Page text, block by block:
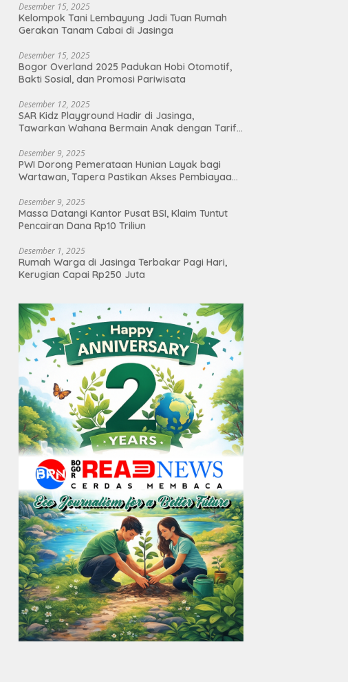
Desember 15, 2025
Kelompok Tani Lembayung Jadi Tuan Rumah
Gerakan Tanam Cabai di Jasinga
Desember 15, 2025
Bogor Overland 2025 Padukan Hobi Otomotif,
Bakti Sosial, dan Promosi Pariwisata
Desember 12, 2025
SAR Kidz Playground Hadir di Jasinga,
Tawarkan Wahana Bermain Anak dengan Tarif
Desember 9, 2025
PWI Dorong Pemerataan Hunian Layak bagi
Wartawan, Tapera Pastikan Akses Pembiayaan
Desember 9, 2025
Massa Datangi Kantor Pusat BSI, Klaim Tuntut
Pencairan Dana Rp10 Triliun
Desember 1, 2025
Rumah Warga di Jasinga Terbakar Pagi Hari,
Kerugian Capai Rp250 Juta